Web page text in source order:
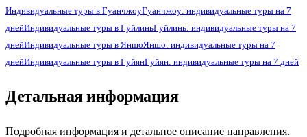
1
Индивидуальные туры в ГуанчжоуГуанчжоу: индивидуальные туры на 7
днейИндивидуальные туры в ГуйлиньГуйлинь: индивидуальные туры на 7
днейИндивидуальные туры в ЯншоЯншо: индивидуальные туры на 7
днейИндивидуальные туры в ГуйянГуйян: индивидуальные туры на 7 дней
Детальная информация
Подробная информация и детальное описание направления.